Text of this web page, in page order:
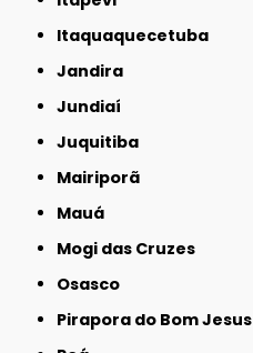
Itaquaquecetuba
Jandira
Jundiaí
Juquitiba
Mairiporã
Mauá
Mogi das Cruzes
Osasco
Pirapora do Bom Jesus